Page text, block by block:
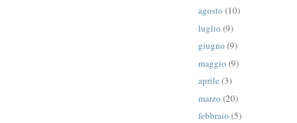
agosto (10)
luglio (9)
giugno (9)
maggio (9)
aprile (3)
marzo (20)
febbraio (5)